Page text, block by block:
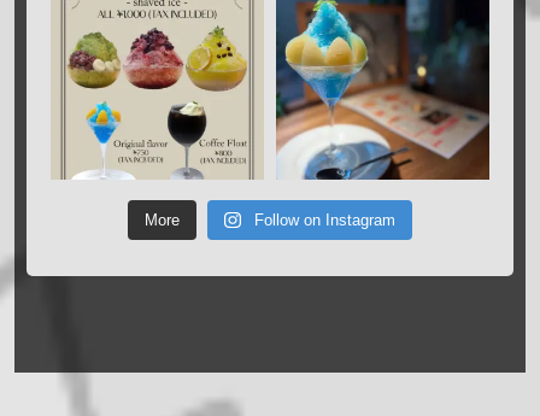
More Follow on Instagram